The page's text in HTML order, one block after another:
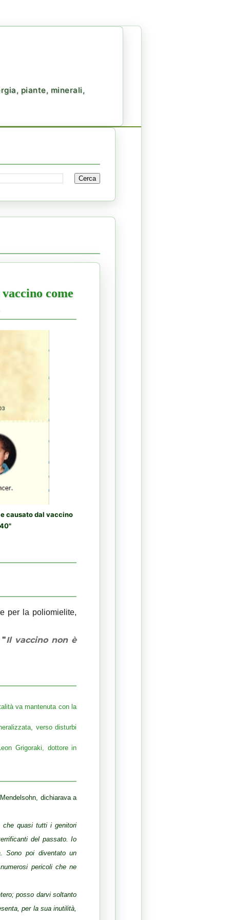
piante, minerali,
come
causato dal vaccino
per la poliomielite,
"Il vaccino non è
va mantenuta con la
verso disturbi
Grigoraki, dottore in
dichiarava a
che quasi tutti i genitori
del passato. Io
Sono poi diventato un
pericoli che ne
posso darvi soltanto
per la sua inutilità,